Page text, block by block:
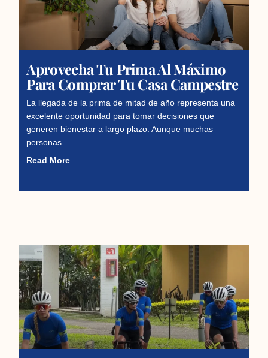
Aprovecha Tu Prima Al Máximo
Para Comprar Tu Casa Campestre
La llegada de la prima de mitad de año representa una
excelente oportunidad para tomar decisiones que
generen bienestar a largo plazo. Aunque muchas
personas
Read More